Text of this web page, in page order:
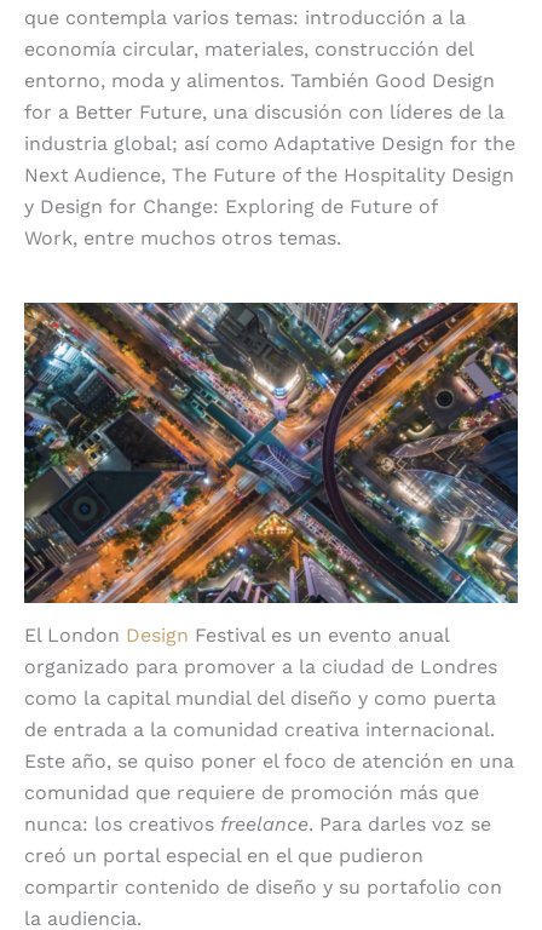
que contempla varios temas: introducción a la
economía circular, materiales, construcción del
entorno, moda y alimentos. También Good Design
for a Better Future, una discusión con líderes de la
industria global; así como Adaptative Design for the
Next Audience, The Future of the Hospitality Design
y Design for Change: Exploring de Future of
Work, entre muchos otros temas.
El London Design Festival es un evento anual
organizado para promover a la ciudad de Londres
como la capital mundial del diseño y como puerta
de entrada a la comunidad creativa internacional.
Este año, se quiso poner el foco de atención en una
comunidad que requiere de promoción más que
nunca: los creativos freelance. Para darles voz se
creó un portal especial en el que pudieron
compartir contenido de diseño y su portafolio con
la audiencia.